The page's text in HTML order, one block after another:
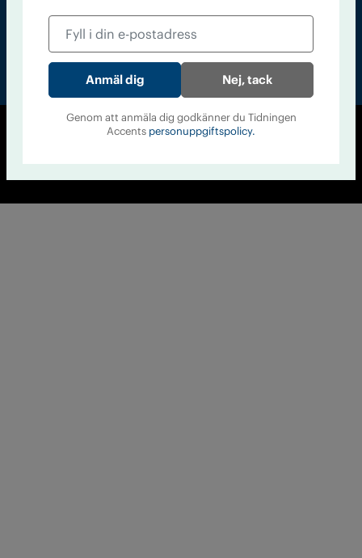
Cookiepolicy
Personuppgiftspolicy
Nej, tack
Genom att anmäla dig godkänner du Tidningen
Accents personuppgiftspolicy.